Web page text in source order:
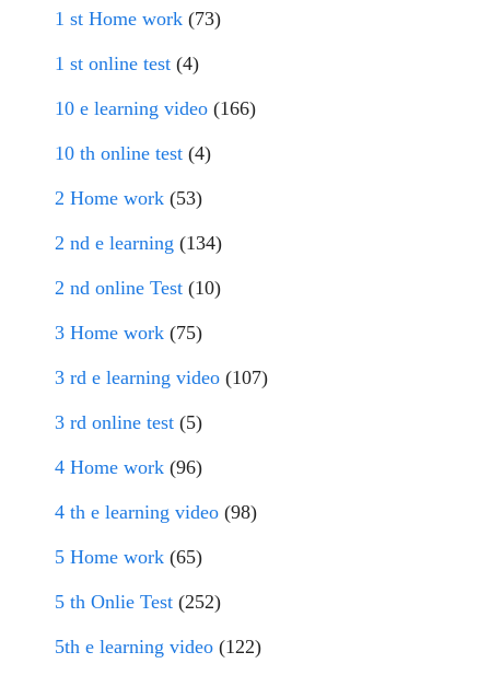
1 st Home work (73)
1 st online test (4)
10 e learning video (166)
10 th online test (4)
2 Home work (53)
2 nd e learning (134)
2 nd online Test (10)
3 Home work (75)
3 rd e learning video (107)
3 rd online test (5)
4 Home work (96)
4 th e learning video (98)
5 Home work (65)
5 th Onlie Test (252)
5th e learning video (122)